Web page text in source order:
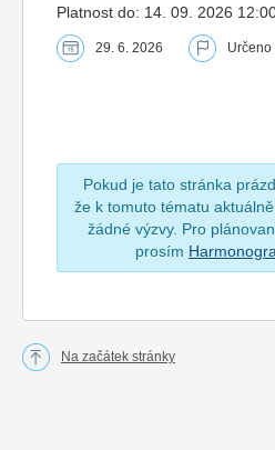
Platnost do: 14. 09. 2026
29. 6. 2026 Určeno
Pokud je tato stránka
že k tomuto tématu
žádné výzvy. Pro
prosím
Na začátek stránky